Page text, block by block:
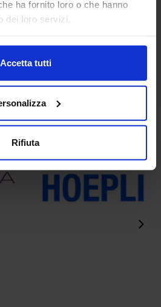
ha fornito loro o che hanno
dei loro servizi.
Accetta tutti
Rifiuta
Grande partecipazione
prima assemblea ufficiale
Partner